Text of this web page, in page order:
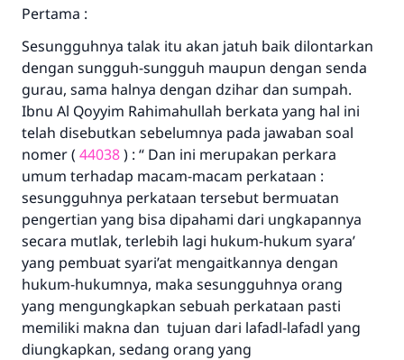
Pertama :
Sesungguhnya talak itu akan jatuh baik dilontarkan
dengan sungguh-sungguh maupun dengan senda
gurau, sama halnya dengan dzihar dan sumpah.
Ibnu Al Qoyyim Rahimahullah berkata yang hal ini
telah disebutkan sebelumnya pada jawaban soal
nomer ( 44038) : “ Dan ini merupakan perkara
umum terhadap macam-macam perkataan :
sesungguhnya perkataan tersebut bermuatan
pengertian yang bisa dipahami dari ungkapannya
secara mutlak, terlebih lagi hukum-hukum syara’
yang pembuat syari’at mengaitkannya dengan
hukum-hukumnya, maka sesungguhnya orang
yang mengungkapkan sebuah perkataan pasti
memiliki makna dan tujuan dari lafadl-lafadl yang
diungkapkan, sedang orang yang